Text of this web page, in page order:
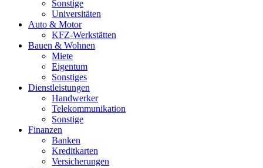
Sonstige
Universitäten
Auto & Motor
KFZ-Werkstätten
Bauen & Wohnen
Miete
Eigentum
Sonstiges
Dienstleistungen
Handwerker
Telekommunikation
Sonstige
Finanzen
Banken
Kreditkarten
Versicherungen